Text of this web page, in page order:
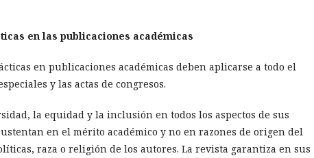
en las publicaciones académicas
en publicaciones académicas deben aplicarse a todo el
y las actas de congresos.
la equidad y la inclusión en todos los aspectos de sus
en el mérito académico y no en razones de origen del
raza o religión de los autores. La revista garantiza en sus